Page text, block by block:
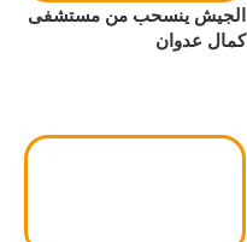
الجيش ينسحب من مستشفى
كمال عدوان